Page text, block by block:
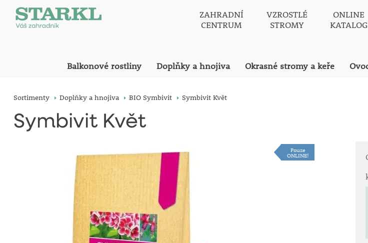
ZAHRADNÍ
CENTRUM
VZROSTLÉ
STROMY
ONLINE
KATALOG
Balkonové rostliny Doplňky a hnojiva Okrasné stromy a keře
Sortimenty Doplňky a hnojiva BIO Symbivit Symbivit Květ
Symbivit Květ
Pouze
ONLINE!